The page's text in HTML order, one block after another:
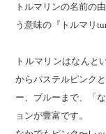
トルマリンの名前の
う意味の『トルマリ
トルマリンはなんと
からパステルピンク
ー、ブルーまで、「
ョンが豊富です。